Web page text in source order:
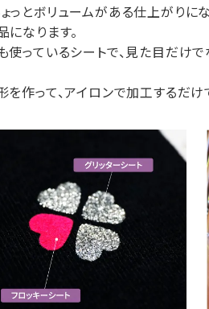
っとボリュームがある仕上がりに
なります。
っているシートで、見た目だけ
を作って、アイロンで加工するだ